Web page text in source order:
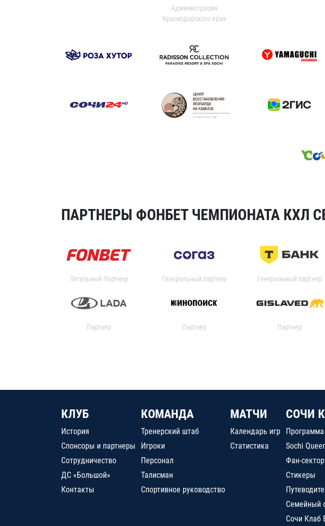
Администрация
Краснодарского края
ПАРТНЕРЫ ФОНБЕТ ЧЕМПИОНАТА КХЛ
Титульный Партнер Генеральный партнер Генеральный партнер
Партнер Партнер Партнер
КЛУБ
История
Спонсоры и партнеры
Сотрудничество
ДС «Большой»
Контакты
КОМАНДА
Тренерский штаб
Игроки
Персонал
Талисман
Спортивное руководство
МАТЧИ
Календарь игр
Статистика
СОЧИ
Программа
Sochi
Фан-сектор
Стикеры
Семейный
Сочи Клаб